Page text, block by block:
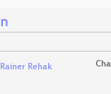
Rainer Rehak